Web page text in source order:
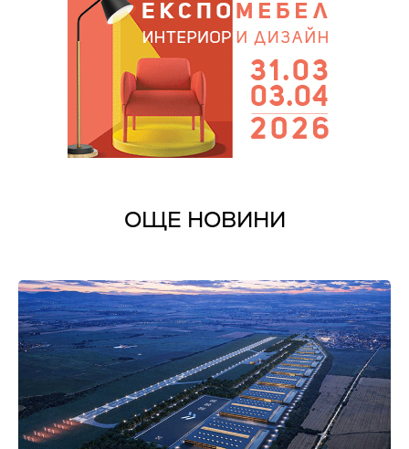
ОЩЕ НОВИНИ